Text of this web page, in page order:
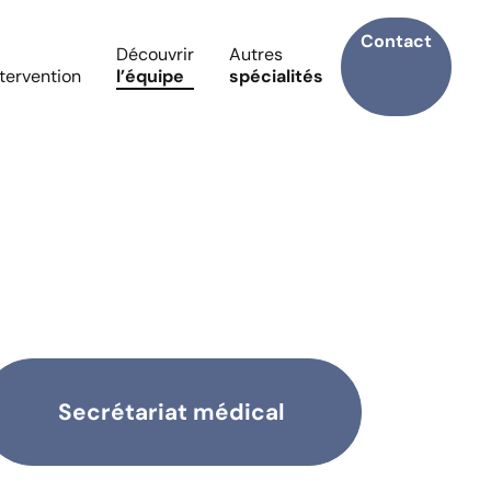
Découvrir
l’équipe
Autres
spécialités
Contact
Secrétariat médical